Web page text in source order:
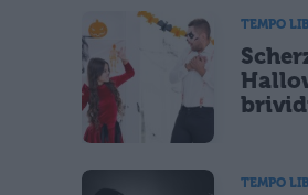
di marketing diretto con modalità automatizzate
TEMPO
TEMPO